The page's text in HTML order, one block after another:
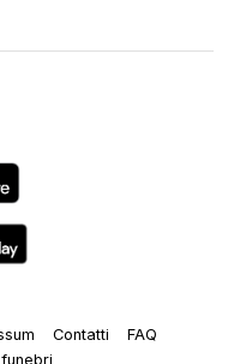
Contatti
FAQ